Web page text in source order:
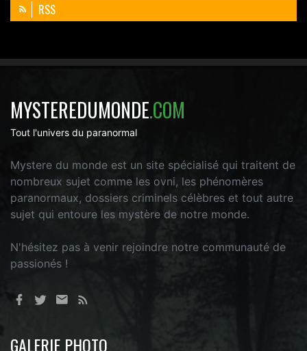
RSS
MYSTEREDUMONDE.COM
Tout l'univers du paranormal
Mystere du monde est un site spécialisé qui traitent de
nombreux sujet comme les ovni, les phénomères
paranormaux, dossiers criminels célèbres et tout autre
sujet qui entoure les mystère de notre monde.
N'hésitez pas à venir rejoindre notre communauté de
passionés !
GALERIE PHOTO